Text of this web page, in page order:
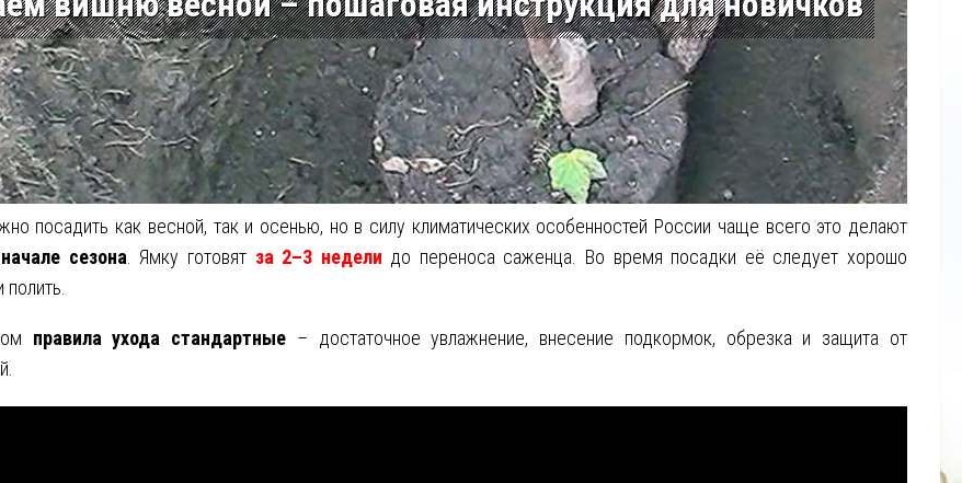
посадить как весной, так и осенью, но в силу климатических особенностей России чаще всего это делают
сезона . Ямку готовят за 2–3 недели до переноса саженца. Во время посадки её следует хорошо
правила ухода стандартные – достаточное увлажнение, внесение подкормок, обрезка и защита от